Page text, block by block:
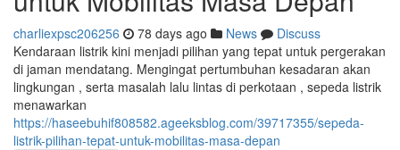
charliexpsc206256 78 days ago News
Discuss
Kendaraan listrik kini menjadi pilihan yang tepat untuk pergerakan
di jaman mendatang. Mengingat pertumbuhan kesadaran akan
lingkungan , serta masalah lalu lintas di perkotaan , sepeda listrik
menawarkan
https://haseebuhif808582.ageeksblog.com/39717355/sepeda-
listrik-pilihan-tepat-untuk-mobilitas-masa-depan